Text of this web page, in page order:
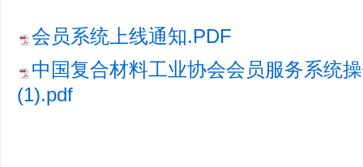
会员系统上线通知.PDF
中国复合材料工业协会会员服务系统
(1).pdf